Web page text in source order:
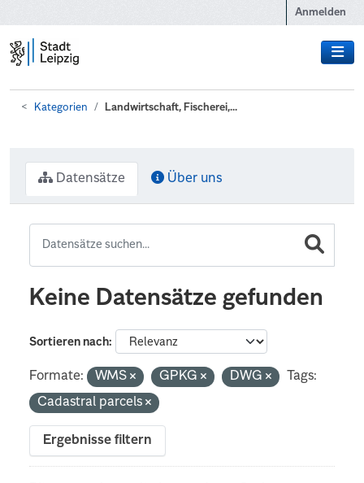
Anmelden
Kategorien Landwirtschaft, Fischerei,...
Datensätze Über uns
Keine Datensätze gefunden
Sortieren nach
Formate: WMS GPKG DWG
Tags:
Cadastral parcels
Ergebnisse filtern